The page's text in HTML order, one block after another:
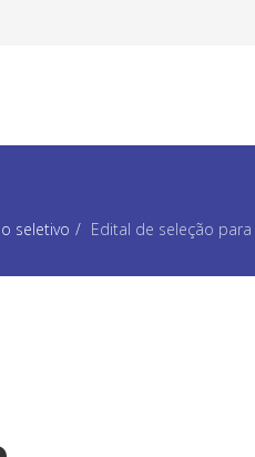
seletivo Edital de seleção